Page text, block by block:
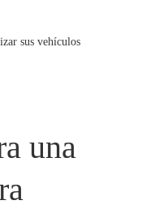
sus vehículos
una